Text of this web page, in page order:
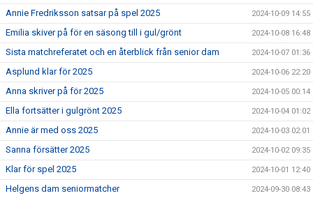
Annie Fredriksson satsar på spel 2025 2024-10-09 14:55
Emilia skiver på för en säsong till i gul/grönt 2024-10-08 16:48
Sista matchreferatet och en återblick från senior dam 2024-10-07 01:36
Asplund klar för 2025 2024-10-06 22:20
Anna skriver på för 2025 2024-10-05 00:14
Ella fortsätter i gulgrönt 2025 2024-10-04 01:02
Annie är med oss 2025 2024-10-03 02:01
Sanna försätter 2025 2024-10-02 09:35
Klar för spel 2025 2024-10-01 12:40
Helgens dam seniormatcher 2024-09-30 08:43